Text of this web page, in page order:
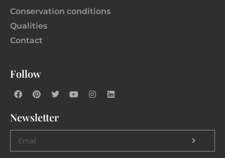
Conservation conditions
Qualities
Contact
Follow
Newsletter